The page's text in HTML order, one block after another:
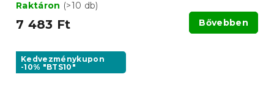
Raktáron (>10 db)
7 483 Ft Bővebben
Kedvezménykupon
-10% "BTS10"